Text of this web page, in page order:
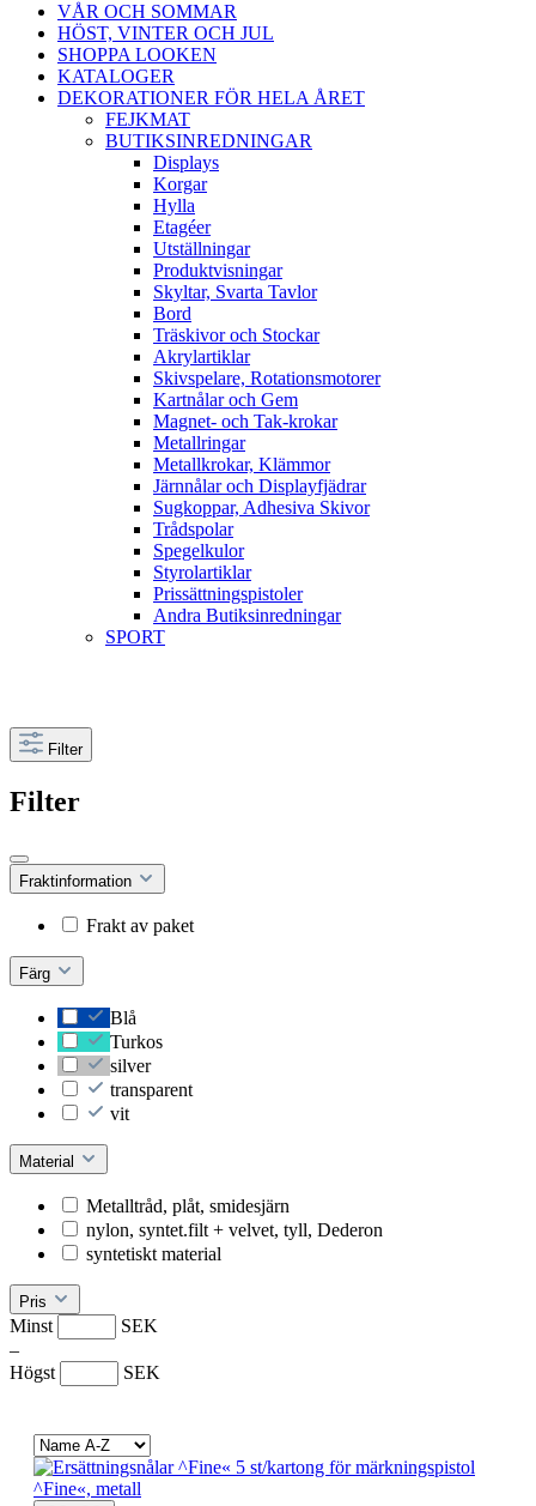
VÅR OCH SOMMAR
HÖST, VINTER OCH JUL
SHOPPA LOOKEN
KATALOGER
DEKORATIONER FÖR HELA ÅRET
FEJKMAT
BUTIKSINREDNINGAR
Displays
Korgar
Hylla
Etagéer
Utställningar
Produktvisningar
Skyltar, Svarta Tavlor
Bord
Träskivor och Stockar
Akrylartiklar
Skivspelare, Rotationsmotorer
Kartnålar och Gem
Magnet- och Tak-krokar
Metallringar
Metallkrokar, Klämmor
Järnnålar och Displayfjädrar
Sugkoppar, Adhesiva Skivor
Trådspolar
Spegelkulor
Styrolartiklar
Prissättningspistoler
Andra Butiksinredningar
SPORT
Filter
Filter
Fraktinformation
Frakt av paket
Färg
Blå
Turkos
silver
transparent
vit
Material
Metalltråd, plåt, smidesjärn
nylon, syntet.filt + velvet, tyll, Dederon
syntetiskt material
Pris
Minst
SEK
–
Högst
SEK